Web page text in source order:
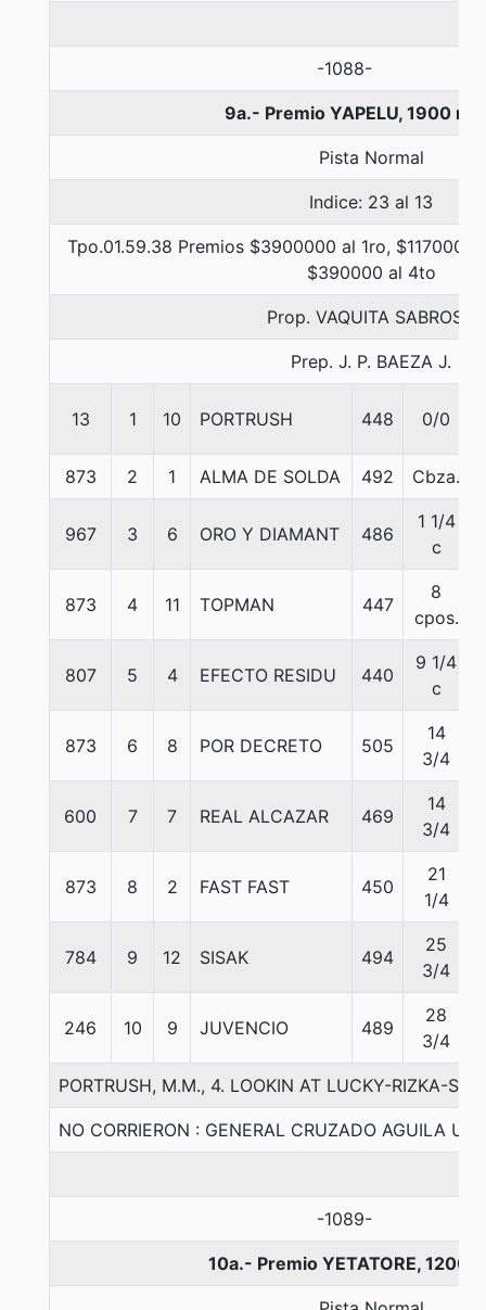
-1088-
9a.- Premio YAPELU, 1900
Pista Normal
Indice: 23 al 13
Tpo.01.59.38 Premios $3900000 al 1ro,
$390000 al 4to
Prop. VAQUITA SABROSA
Prep. J. P. BAEZA J.
13 1 10 PORTRUSH 448 0/0
873 2 1 ALMA DE SOLDA 492 Cbza.
967 3 6 ORO Y DIAMANT 486
1 1/4
c
873 4 11 TOPMAN 447
8
cpos.
807 5 4 EFECTO RESIDU 440
9 1/4
c
873 6 8 POR DECRETO 505
14
3/4
600 7 7 REAL ALCAZAR 469
14
3/4
873 8 2 FAST FAST 450
21
1/4
784 9 12 SISAK 494
25
3/4
246 10 9 JUVENCIO 489
28
3/4
PORTRUSH, M.M., 4. LOOKIN AT LUCKY-RIZKA-SIR
NO CORRIERON : GENERAL CRUZADO AGUILA
-1089-
10a.- Premio YETATORE, 1200